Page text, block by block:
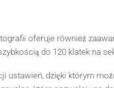
oferuje również
do 120 klatek na
ustawień, dzięki którym